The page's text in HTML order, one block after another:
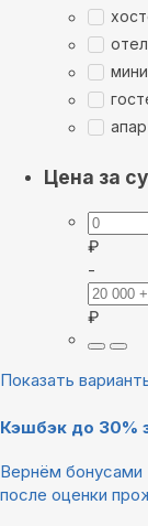
Цена за
₽
-
₽
Показать
Кэшбэк до 30%
Вернём бонусами
после оценки